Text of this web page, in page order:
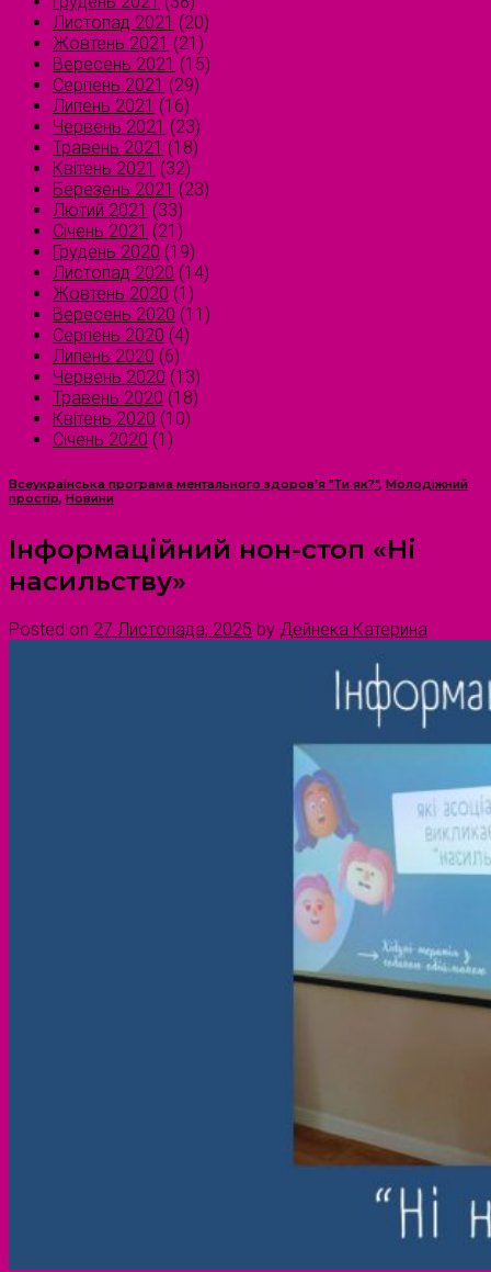
Листопад 2021 (20)
Жовтень 2021 (21)
Вересень 2021 (15)
Серпень 2021 (29)
Липень 2021 (16)
Червень 2021 (23)
Травень 2021 (18)
Квітень 2021 (32)
Березень 2021 (23)
Лютий 2021 (33)
Січень 2021 (21)
Грудень 2020 (19)
Листопад 2020 (14)
Жовтень 2020 (1)
Вересень 2020 (11)
Серпень 2020 (4)
Липень 2020 (6)
Червень 2020 (13)
Травень 2020 (18)
Квітень 2020 (10)
Січень 2020 (1)
Всеукраїнська програма ментального здоров'я "Ти як?", Молодіжний
простір, Новини
Інформаційний нон-стоп «Ні
насильству»
Posted on 27 Листопада, 2025 by Дейнека Катерина